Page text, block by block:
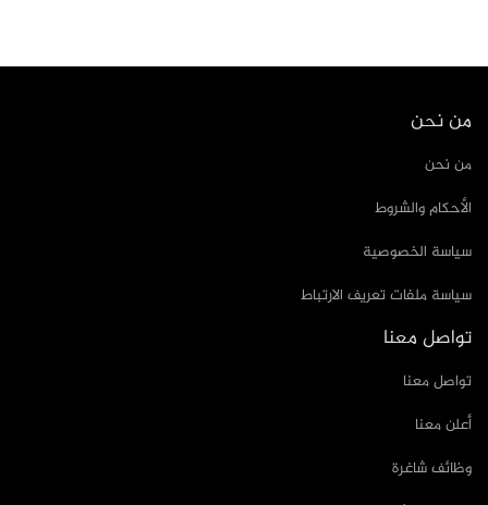
من نحن
من نحن
الأحكام والشروط
سياسة الخصوصية
سياسة ملفات تعريف الارتباط
تواصل معنا
تواصل معنا
أعلن معنا
وظائف شاغرة